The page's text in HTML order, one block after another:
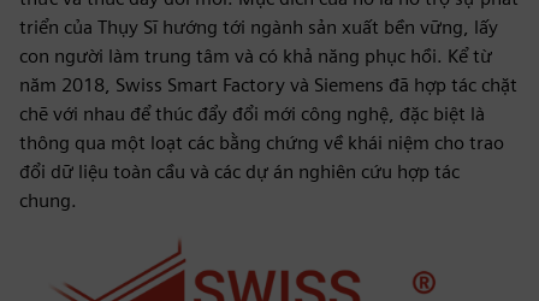
triển của Thụy Sĩ hướng tới ngành sản xuất bền vững, lấy
con người làm trung tâm và có khả năng phục hồi. Kể từ
năm 2018, Swiss Smart Factory và Siemens đã hợp tác chặt
chẽ với nhau để thúc đẩy đổi mới công nghệ, đặc biệt là
thông qua một loạt các bằng chứng về khái niệm cho trao
đổi dữ liệu toàn cầu và các dự án nghiên cứu hợp tác
chung.